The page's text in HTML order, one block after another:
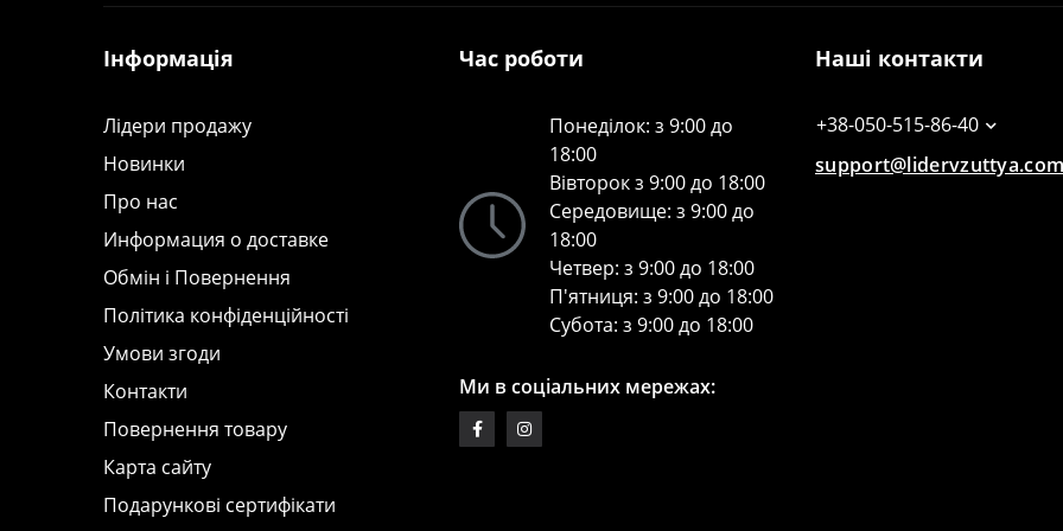
Інформація
Лідери продажу
Новинки
Про нас
Информация о доставке
Обмін і Повернення
Політика конфіденційності
Умови згоди
Контакти
Повернення товару
Карта сайту
Подарункові сертифікати
Час роботи
Понеділок: з 9:00 до
18:00
Вівторок з 9:00 до 18:00
Середовище: з 9:00 до
18:00
Четвер: з 9:00 до 18:00
П'ятниця: з 9:00 до 18:00
Субота: з 9:00 до 18:00
Ми в соціальних мережах:
Наші контакти
+38-050-515-86-40